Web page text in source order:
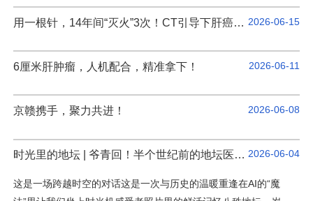
用一根针，14年间“灭火”3次！CT引导下肝癌微波消融术再成功 2026-06-15
6厘米肝肿瘤，人机配合，精准拿下！ 2026-06-11
京赣携手，聚力共进！ 2026-06-08
时光里的地坛 | 爷青回！半个世纪前的地坛医患情，暖到了今天 2026-06-04
这是一场跨越时空的对话这是一次与历史的温暖重逢在AI的“魔